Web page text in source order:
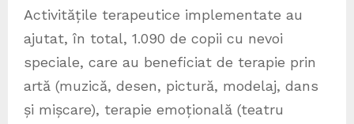
Activitățile terapeutice implementate au
ajutat, în total, 1.090 de copii cu nevoi
speciale, care au beneficiat de terapie prin
artă (muzică, desen, pictură, modelaj, dans
și mișcare), terapie emoțională (teatru